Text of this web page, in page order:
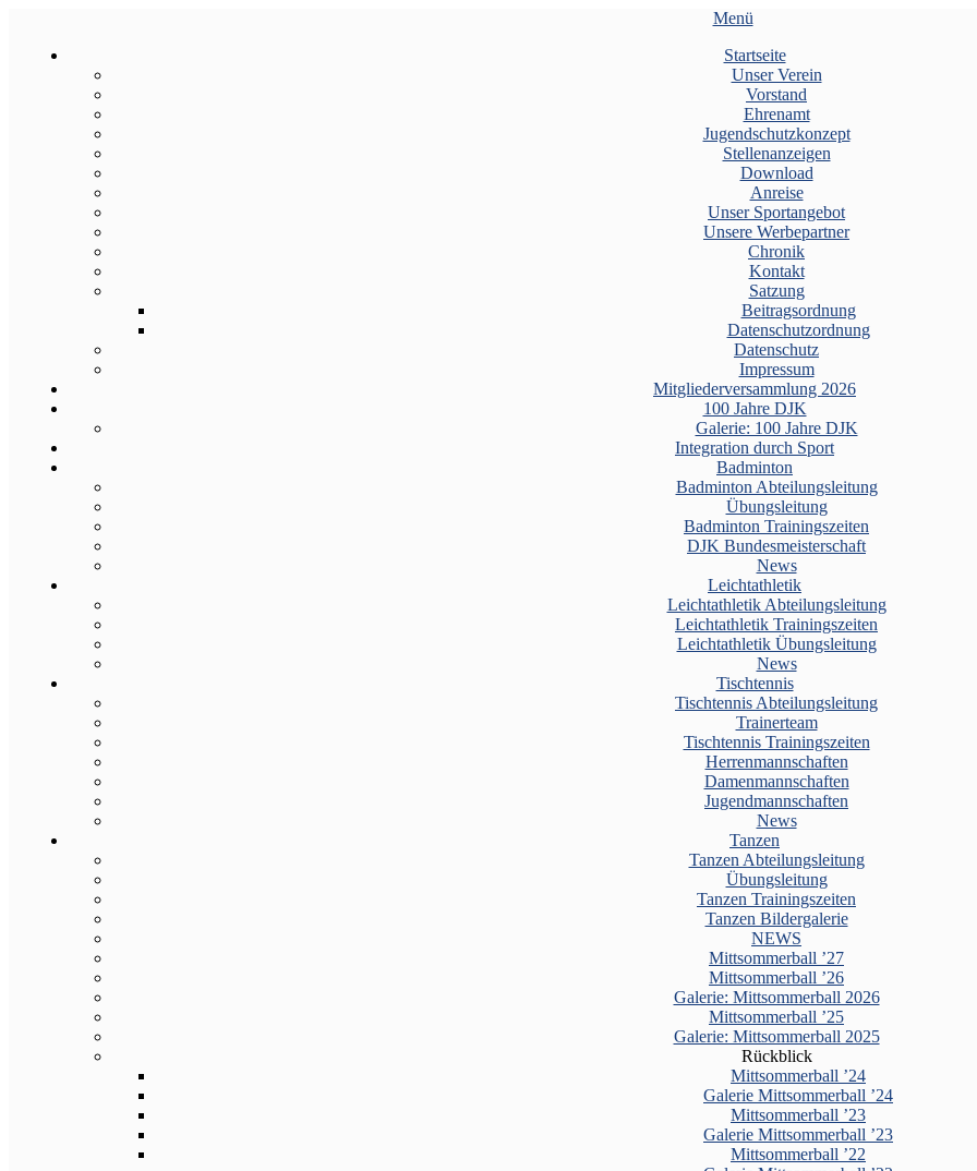
Menü
Startseite
Unser Verein
Vorstand
Ehrenamt
Jugendschutzkonzept
Stellenanzeigen
Download
Anreise
Unser Sportangebot
Unsere Werbepartner
Chronik
Kontakt
Satzung
Beitragsordnung
Datenschutzordnung
Datenschutz
Impressum
Mitgliederversammlung 2026
100 Jahre DJK
Galerie: 100 Jahre DJK
Integration durch Sport
Badminton
Badminton Abteilungsleitung
Übungsleitung
Badminton Trainingszeiten
DJK Bundesmeisterschaft
News
Leichtathletik
Leichtathletik Abteilungsleitung
Leichtathletik Trainingszeiten
Leichtathletik Übungsleitung
News
Tischtennis
Tischtennis Abteilungsleitung
Trainerteam
Tischtennis Trainingszeiten
Herrenmannschaften
Damenmannschaften
Jugendmannschaften
News
Tanzen
Tanzen Abteilungsleitung
Übungsleitung
Tanzen Trainingszeiten
Tanzen Bildergalerie
NEWS
Mittsommerball ’27
Mittsommerball ’26
Galerie: Mittsommerball 2026
Mittsommerball ’25
Galerie: Mittsommerball 2025
Rückblick
Mittsommerball ’24
Galerie Mittsommerball ’24
Mittsommerball ’23
Galerie Mittsommerball ’23
Mittsommerball ’22